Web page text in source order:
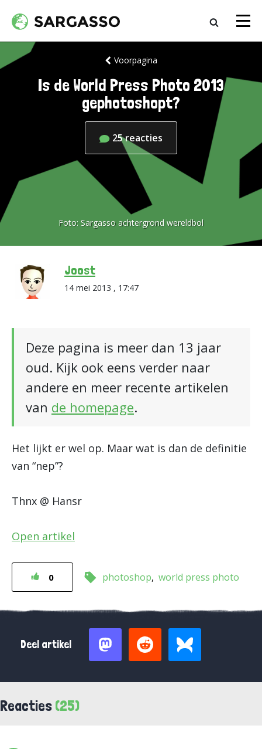
Voorpagina
Is de World Press Photo 2013
gephotoshopt?
25reacties
Foto: Sargasso achtergrond wereldbol
Joost
14 mei 2013 , 17:47
Deze pagina is meer dan 13 jaar
oud. Kijk ook eens verder naar
andere en meer recente artikelen
van de homepage.
Het lijkt er wel op. Maar wat is dan de definitie
van “nep”?
Thnx @ Hansr
Open artikel
0 photoshop world press photo
Deel artikel
Reacties (25)